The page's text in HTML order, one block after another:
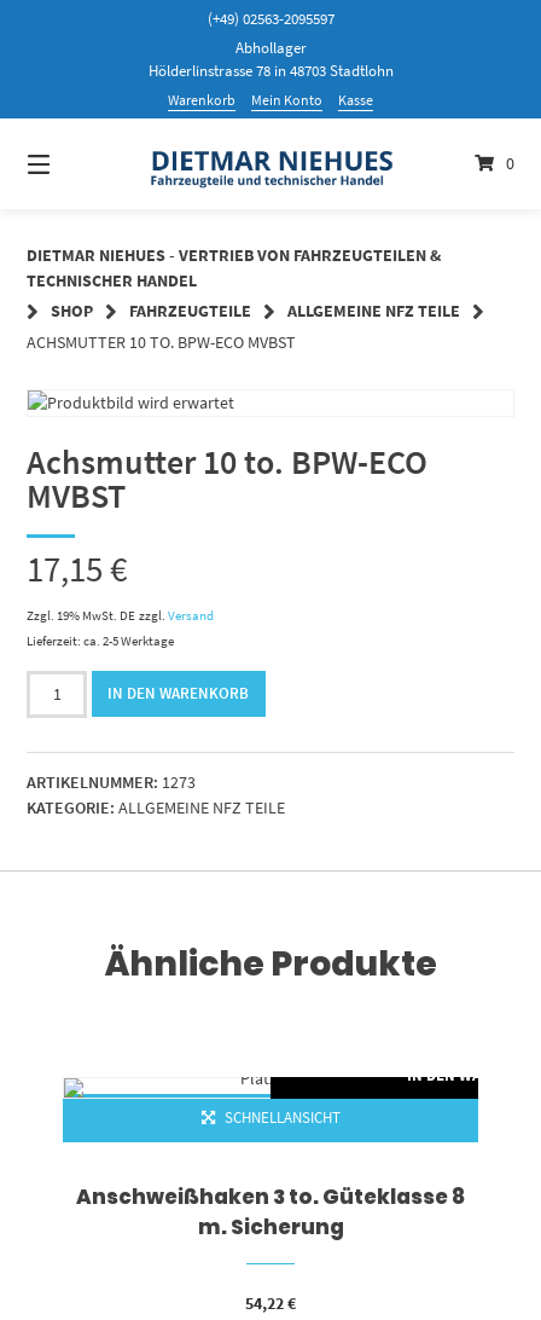
(+49) 02563-2095597
Abhollager
Hölderlinstrasse 78 in 48703 Stadtlohn
Warenkorb Mein Konto Kasse
0
DIETMAR NIEHUES - VERTRIEB VON FAHRZEUGTEILEN &
TECHNISCHER HANDEL
SHOP
FAHRZEUGTEILE
ALLGEMEINE NFZ TEILE
ACHSMUTTER 10 TO. BPW-ECO MVBST
Achsmutter 10 to. BPW-ECO
MVBST
17,15€
Zzgl. 19% MwSt. DE zzgl.Versand
Lieferzeit: ca. 2-5 Werktage
Achsmutter
BPW-
ECO
MVBST
IN DEN WARENKORB
ARTIKELNUMMER: 1273
KATEGORIE: ALLGEMEINE NFZ TEILE
Ähnliche Produkte
IN DEN
SCHNELLANSICHT
Anschweißhaken 3 to. Güteklasse 8
m. Sicherung
54,22€